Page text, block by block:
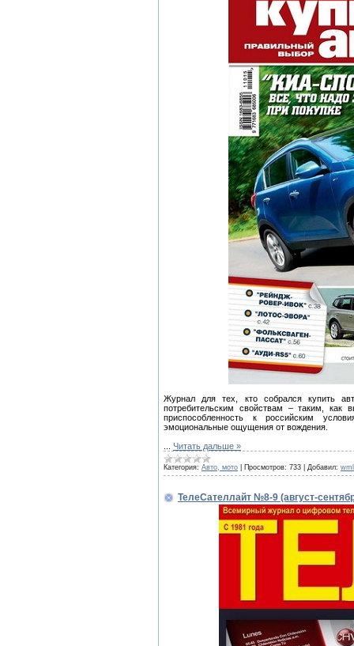
Журнал для тех, кто собрался купить
потребительским свойствам – таким, как
приспособленность к российским
эмоциональные ощущения от вождения.
Читать дальше »
Категория: Авто, мото Просмотров: 733 Добавил:
ТелеСателлайт №8-9 (август-